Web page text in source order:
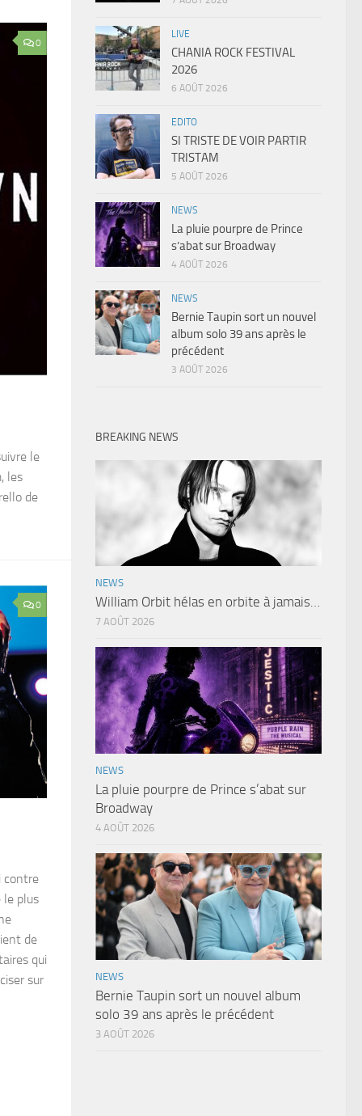
0
le
les
de
0
contre
le plus
de
qui
sur
LIVE
CHANIA ROCK FESTIVAL
2026
6 AOÛT 2026
EDITO
SI TRISTE DE VOIR PARTIR
TRISTAM
5 AOÛT 2026
NEWS
La pluie pourpre de Prince
s’abat sur Broadway
4 AOÛT 2026
NEWS
Bernie Taupin sort un nouvel
album solo 39 ans après le
précédent
3 AOÛT 2026
BREAKING NEWS
NEWS
William Orbit hélas en orbite à jamais…
7 AOÛT 2026
NEWS
La pluie pourpre de Prince s’abat sur
Broadway
4 AOÛT 2026
NEWS
Bernie Taupin sort un nouvel album
solo 39 ans après le précédent
3 AOÛT 2026